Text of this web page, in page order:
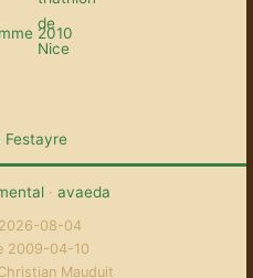
2010
Festayre
· avaeda
08-04
2009-04-10
Mauduit